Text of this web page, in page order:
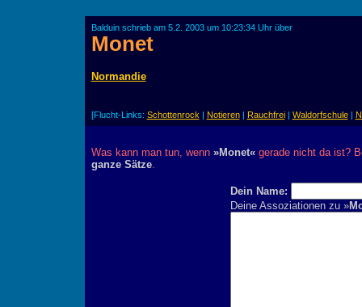
Balduin schrieb am 5.2. 2003 um 10:23:34 Uhr über
Monet
Normandie
[Flucht-Links: Schottenrock | Notieren| Rauchfrei| Waldorfschule|
Was kann man tun, wenn »Monet«gerade nicht da ist?
ganze Sätze.
Dein Name:
Deine Assoziationen zu »